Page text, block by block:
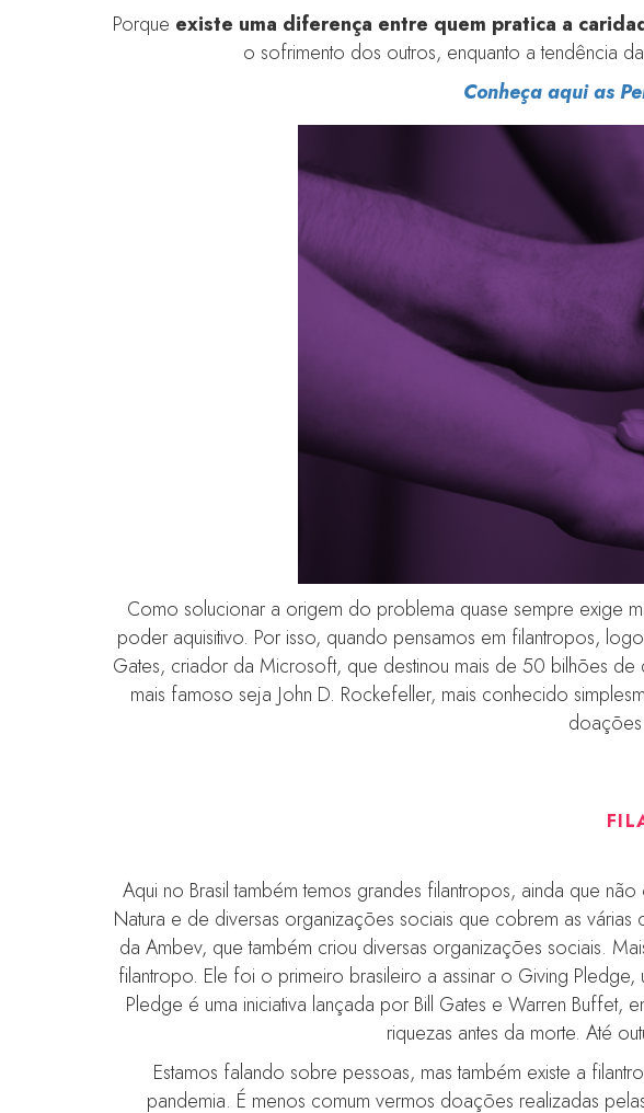
Porque existe uma diferença entre quem pratica a
o sofrimento dos outros, enquanto a tendência
Conheça aqui as
Como solucionar a origem do problema quase sempre exige
poder aquisitivo. Por isso, quando pensamos em filantropos,
Gates, criador da Microsoft, que destinou mais de 50 bilhões
mais famoso seja John D. Rockefeller, mais conhecido
Aqui no Brasil também temos grandes filantropos, ainda que
Natura e de diversas organizações sociais que cobrem as
da Ambev, que também criou diversas organizações sociais.
filantropo. Ele foi o primeiro brasileiro a assinar o Giving
Pledge é uma iniciativa lançada por Bill Gates e Warren
riquezas antes da morte. Até
Estamos falando sobre pessoas, mas também existe a
pandemia. É menos comum vermos doações realizadas